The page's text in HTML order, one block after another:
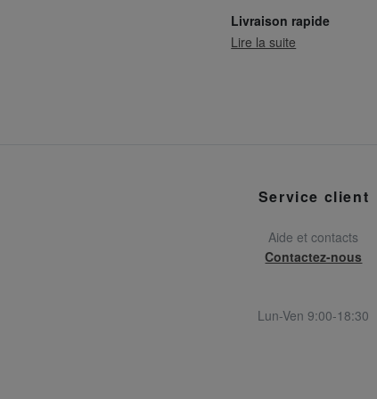
Livraison rapide
Lire la suite
Service client
Aide et contacts
Contactez-nous
Lun-Ven 9:00-18:30